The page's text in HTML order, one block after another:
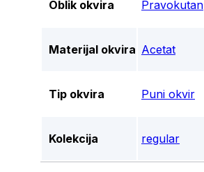
Oblik okvira Pravokutan
Materijal okvira Acetat
Tip okvira Puni okvir
Kolekcija regular